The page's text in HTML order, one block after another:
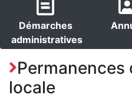
Démarches
administratives
Permanences
locale